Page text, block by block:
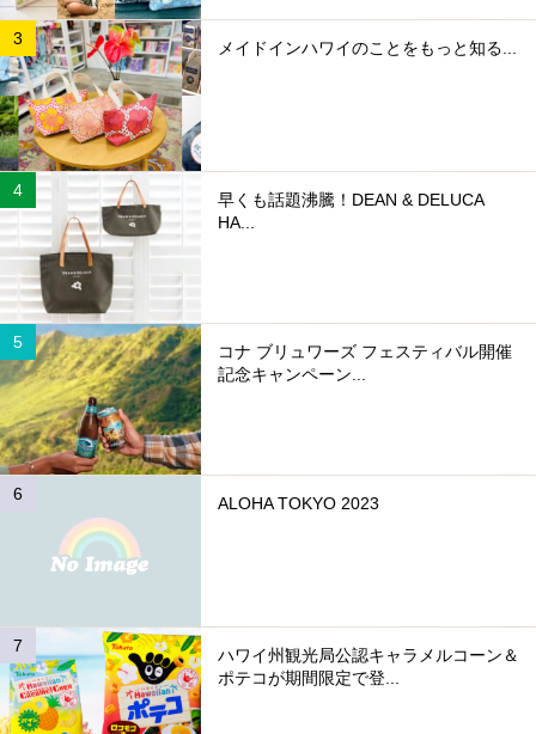
メイドインハワイのことをもっと知る...
早くも話題沸騰！DEAN & DELUCA
HA...
コナ ブリュワーズ フェスティバル開催
記念キャンペーン...
ALOHA TOKYO 2023
ハワイ州観光局公認キャラメルコーン＆
ポテコが期間限定で登...